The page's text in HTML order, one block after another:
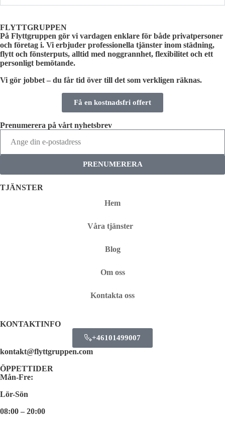
FLYTTGRUPPEN
På Flyttgruppen gör vi vardagen enklare för både privatpersoner
och företag i. Vi erbjuder professionella tjänster inom städning,
flytt och fönsterputs, alltid med noggrannhet, flexibilitet och ett
personligt bemötande.
Vi gör jobbet – du får tid över till det som verkligen räknas.
Få en kostnadsfri offert
Prenumerera på vårt nyhetsbrev
PRENUMERERA
TJÄNSTER
Hem
Våra tjänster
Blog
Om oss
Kontakta oss
KONTAKTINFO
+46101499007
kontakt@flyttgruppen.com
ÖPPETTIDER
Mån-Fre:
Lör-Sön
08:00 – 20:00